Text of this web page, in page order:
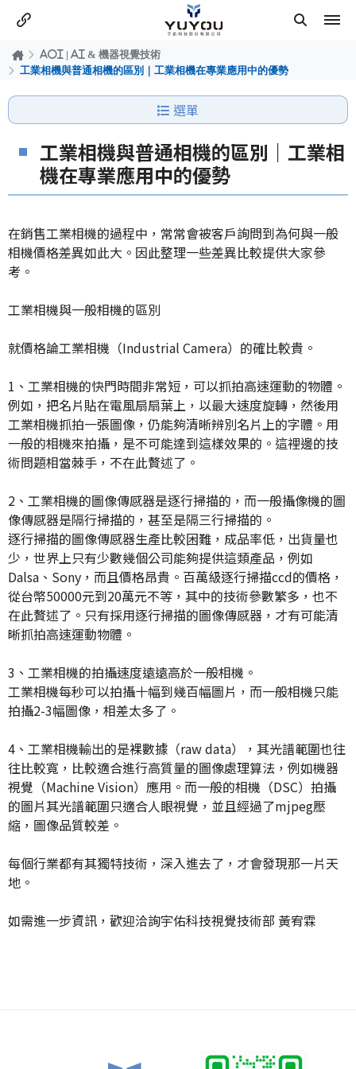
AOI | AI & 機器視覺技術
工業相機與普通相機的區別｜工業相機在專業應用中的優勢
選單
工業相機與普通相機的區別｜工業相
機在專業應用中的優勢
在銷售工業相機的過程中，常常會被客戶詢問到為何與一般
相機價格差異如此大。因此整理一些差異比較提供大家參
考。
工業相機與一般相機的區別
就價格論工業相機（Industrial Camera）的確比較貴。
1、工業相機的快門時間非常短，可以抓拍高速運動的物體。
例如，把名片貼在電風扇扇葉上，以最大速度旋轉，然後用
工業相機抓拍一張圖像，仍能夠清晰辨別名片上的字體。用
一般的相機來拍攝，是不可能達到這樣效果的。這裡邊的技
術問題相當棘手，不在此贅述了。
2、工業相機的圖像傳感器是逐行掃描的，而一般攝像機的圖
像傳感器是隔行掃描的，甚至是隔三行掃描的。
逐行掃描的圖像傳感器生產比較困難，成品率低，出貨量也
少，世界上只有少數幾個公司能夠提供這類產品，例如
Dalsa、Sony，而且價格昂貴。百萬級逐行掃描ccd的價格，
從台幣50000元到20萬元不等，其中的技術參數繁多，也不
在此贅述了。只有採用逐行掃描的圖像傳感器，才有可能清
晰抓拍高速運動物體。
3、工業相機的拍攝速度遠遠高於一般相機。
工業相機每秒可以拍攝十幅到幾百幅圖片，而一般相機只能
拍攝2-3幅圖像，相差太多了。
4、工業相機輸出的是裸數據（raw data），其光譜範圍也往
往比較寬，比較適合進行高質量的圖像處理算法，例如機器
視覺（Machine Vision）應用。而一般的相機（DSC）拍攝
的圖片其光譜範圍只適合人眼視覺，並且經過了mjpeg壓
縮，圖像品質較差。
每個行業都有其獨特技術，深入進去了，才會發現那一片天
地。
如需進一步資訊，歡迎洽詢宇佑科技視覺技術部 黃宥霖